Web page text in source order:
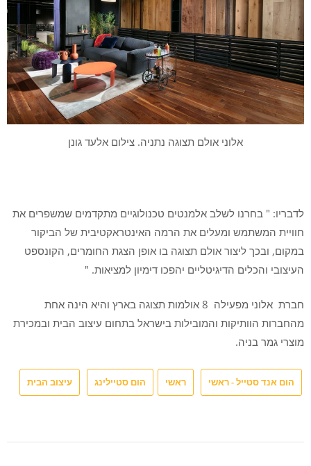
אלוני אולם תצוגה נתניה. צילום אלעד גונן
לדבריו: " בחרנו לשלב אלמנטים טכנולוגיים מתקדמים שמשפרים את
חוויית המשתמש ומעלים את הרמה האינטראקטיבית של הביקור
במקום, ובכך ליצור אולם תצוגה בו אופן הצגת החומרים, הקונספט
העיצובי והכלים הדיגיטליים יהפכו דימיון למציאות. "
חברת אלוני
מפעילה 8 אולמות תצוגה בארץ והיא הינה אחת
מהחברות הוותיקות והמובילות בישראל בתחום עיצוב הבית ובמכירת
מוצרי גמר בניה.
הום אנד סטייל - ראשי ראשי הום סטיילינג עיצוב הבית